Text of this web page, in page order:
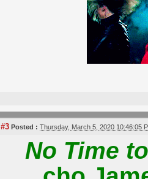
#3 Posted : Thursday, March 5, 2020 10:46:05
No Time